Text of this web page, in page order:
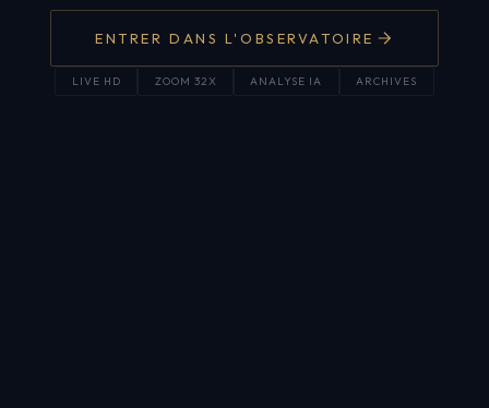
ENTRER DANS L'OBSERVATOIRE
LIVE HD ZOOM 32X ANALYSE IA ARCHIVES